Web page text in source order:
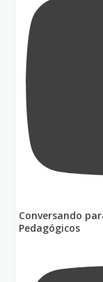
Conversando
Pedagógicos